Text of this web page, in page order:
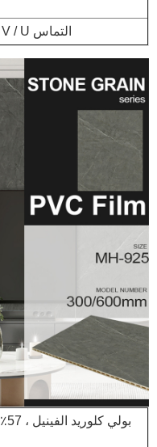
مستقيم / V / U التماس